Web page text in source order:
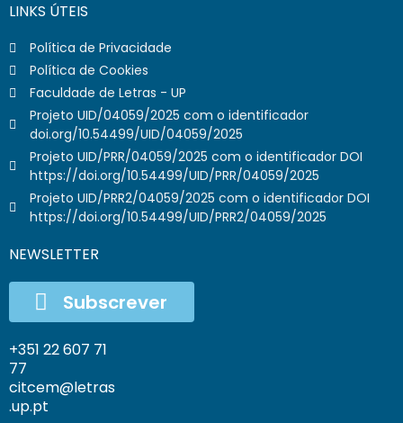
LINKS ÚTEIS
Política de Privacidade
Política de Cookies
Faculdade de Letras - UP
Projeto UID/04059/2025 com o identificador
doi.org/10.54499/UID/04059/2025
Projeto UID/PRR/04059/2025 com o identificador DOI
https://doi.org/10.54499/UID/PRR/04059/2025
Projeto UID/PRR2/04059/2025 com o identificador DOI
https://doi.org/10.54499/UID/PRR2/04059/2025
NEWSLETTER
Subscrever
+351 22 607 71
77
citcem@letras
.up.pt